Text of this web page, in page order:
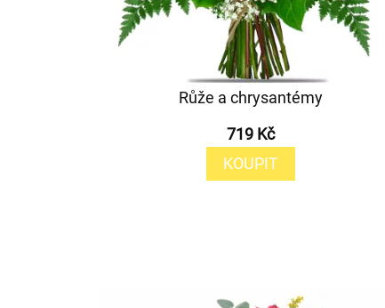
Růže a chrysantémy
719 Kč
KOUPIT